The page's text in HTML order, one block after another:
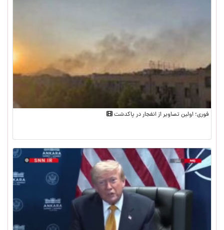
فوری؛ اولین تصاویر از انفجار در پاکدشت